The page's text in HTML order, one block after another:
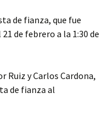
de fianza, que fue
de febrero a la 1:30 de
Ruiz y Carlos Cardona,
de fianza al